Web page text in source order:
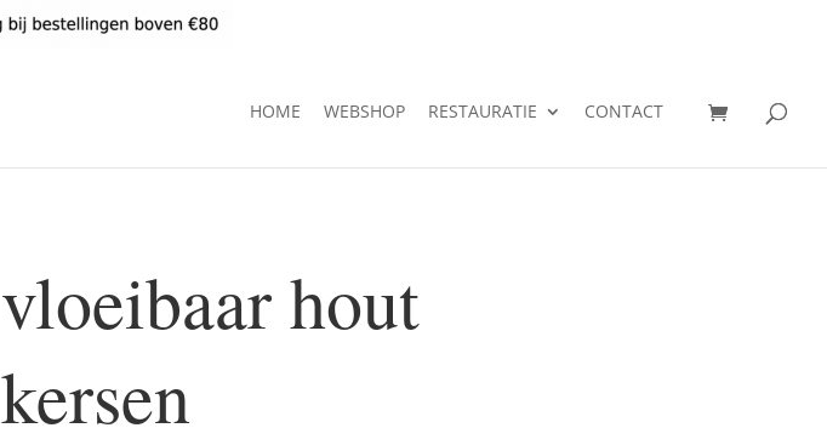
HOME WEBSHOP RESTAURATIE CONTACT
vloeibaar hout
kersen